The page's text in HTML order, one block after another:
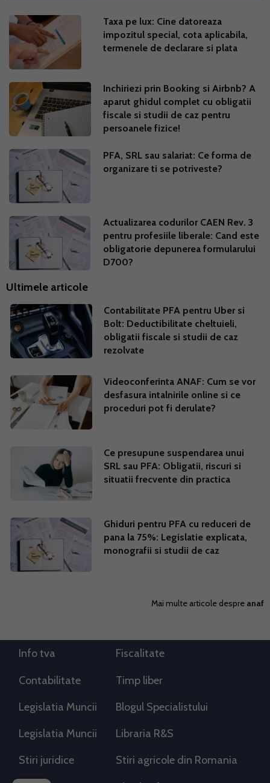
Taxa pe lux: Cine datoreaza
impozitul special, cota aplicabila,
termenele de declarare si plata
Inchiriezi prin Booking si Airbnb? A
aparut ghidul complet cu obligatii
fiscale si studii de caz pentru
persoanele fizice!
PFA, SRL sau salariat: Ce forma de
organizare ti se potriveste?
Actualizarea codurilor CAEN Rev. 3
pentru profesiile liberale: Cand este
obligatorie depunerea formularului
D700?
Ultimele articole
Contabilitate PFA pentru Uber si
Bolt: Deductibilitate cheltuieli,
obligatii fiscale si studii de caz
rezolvate
Videoconferinta ANAF: Cum se vor
desfasura intalnirile online si ce
proceduri pot fi derulate?
Ce presupune suspendarea unui
SRL sau PFA: Obligatii, riscuri si
situatii frecvente din practica
Ghiduri pentru PFA cu reduceri de
pana la 75%: Legislatie explicata,
monografii si studii de caz
Mai multe articole despre anaf
Info tva Fiscalitate
Contabilitate Timp liber
Legislatia Muncii Blogul Specialistului
Legislatia Muncii Libraria R&S
Stiri juridice Stiri agricole din Romania